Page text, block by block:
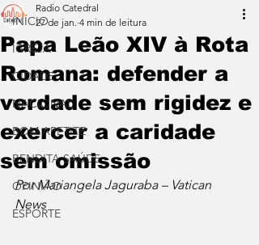
INÍCIO
IGREJA
CIDADE
NACIONAL
BOM APETITE
BENDITA SAÚDE
OPINIÃO
ESPORTE
Papa Leão XIV à Rota
Romana: defender a
verdade sem rigidez e
exercer a caridade
sem omissão
Radio Catedral
27 de jan. 4 min de leitura
Por Mariangela Jaguraba – Vatican
News